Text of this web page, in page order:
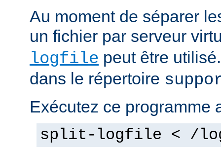
Au moment de séparer
un fichier par serveur
logfile peut être
dans le répertoire
Exécutez ce programme
split-logfile < /